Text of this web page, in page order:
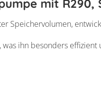
mit R290,
Speichervolumen,
ihn besonders effizient